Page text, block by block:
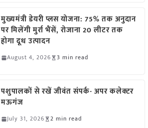
मुख्यमंत्री डेयरी प्लस योजना: 75% तक अनुदान
पर मिलेंगी मुर्रा भैंसें, रोजाना 20 लीटर तक
होगा दूध उत्पादन
August 4, 2026 3 min read
पशुपालकों से रखें जीवंत संपर्क- अपर कलेक्टर
मऊगंज
July 31, 2026 2 min read